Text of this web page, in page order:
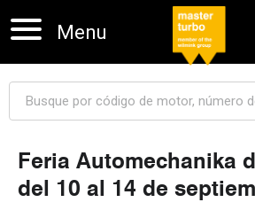
Menu
Skip navigation
Feria Automechanika
del 10 al 14 de